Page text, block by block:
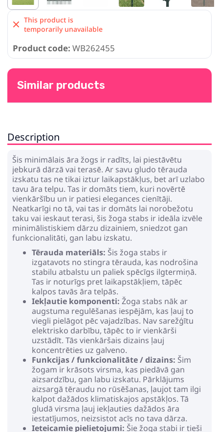
This product is
temporarily unavailable
Product code: WB262455
Similar products
Description
Šis minimālais āra žogs ir radīts, lai piestāvētu
jebkurā dārzā vai terasē. Ar savu gludo tērauda
izskatu tas ne tikai iztur laikapstākļus, bet arī uzlabo
tavu āra telpu. Tas ir domāts tiem, kuri novērtē
vienkāršību un ir patiesi elegances cienītāji.
Neatkarīgi no tā, vai tas ir domāts lai norobežotu
taku vai ieskaut terasi, šis žoga stabs ir ideāla izvēle
minimālistiskiem dārzu dizainiem, sniedzot gan
funkcionalitāti, gan labu izskatu.
Tērauda materiāls: Šis žoga stabs ir
izgatavots no stingra tērauda, kas nodrošina
stabilu atbalstu un paliek spēcīgs ilgtermiņā.
Tas ir noturīgs pret laikapstākļiem, tāpēc
kalpos tavās āra telpās.
Iekļautie komponenti: Žoga stabs nāk ar
augstuma regulēšanas iespējām, kas ļauj to
viegli pielāgot pēc vajadzības. Nav sarežģītu
elektrisko darbību, tāpēc to ir vienkārši
uzstādīt. Tās vienkāršais dizains ļauj
koncentrēties uz galveno.
Funkcijas / funkcionalitāte / dizains: Šim
žogam ir krāsots virsma, kas piedāvā gan
aizsardzību, gan labu izskatu. Pārklājums
aizsargā tēraudu no rūsēšanas, ļaujot tam ilgi
kalpot dažādos klimatiskajos apstākļos. Tā
gludā virsma ļauj iekļauties dažādos āra
iestatījumos, neizsistot acīs no tava dārza.
Ieteicamie pielietojumi: Šie žoga stabi ir tieši